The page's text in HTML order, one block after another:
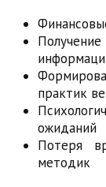
практик
ожиданий
Потеря
методик